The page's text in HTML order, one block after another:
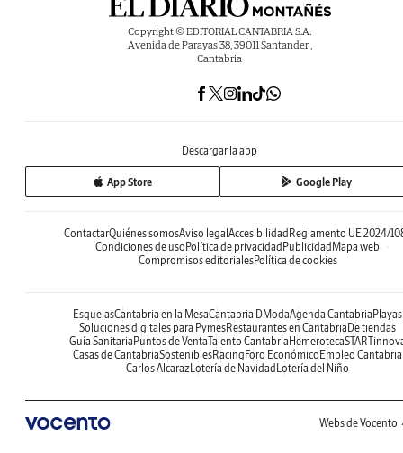
Copyright © EDITORIAL CANTABRIA S.A.
Avenida de Parayas 38, 39011 Santander ,
Cantabria
Descargar la app
App Store Google Play
ContactarQuiénes somosAviso legal Accesibilidad Reglamento UE 2024/
Condiciones de uso Política de privacidad Publicidad Mapa web
Compromisos editorialesPolítica de cookies
EsquelasCantabria en la MesaCantabria DModaAgenda Cantabria Playas
Soluciones digitales para PymesRestaurantes en Cantabria De tiendas
Guía Sanitaria Puntos de VentaTalento Cantabria Hemeroteca
Casas de CantabriaSosteniblesRacing Foro Económico Empleo Cantabria
Carlos AlcarazLotería de Navidad Lotería del Niño
Webs de Vocento